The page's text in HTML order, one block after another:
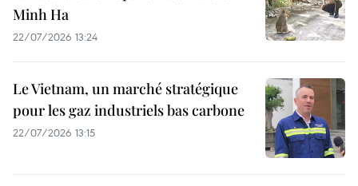
Minh Ha
22/07/2026 13:24
Le Vietnam, un marché stratégique
pour les gaz industriels bas carbone
22/07/2026 13:15